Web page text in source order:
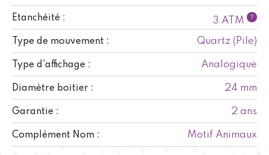
Etanchéité : 3 ATM ?
Type de mouvement : Quartz (Pile)
Type d'affichage : Analogique
Diamètre boitier : 24 mm
Garantie : 2 ans
Complément Nom : Motif Animaux